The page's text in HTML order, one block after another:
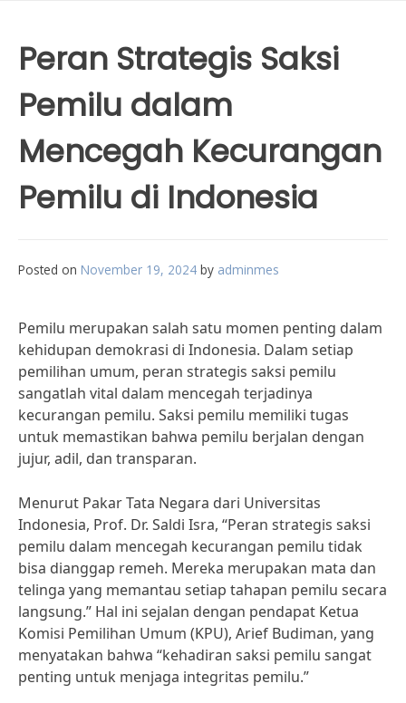
Peran Strategis Saksi
Pemilu dalam
Mencegah Kecurangan
Pemilu di Indonesia
Posted on November 19, 2024 by adminmes
Pemilu merupakan salah satu momen penting dalam
kehidupan demokrasi di Indonesia. Dalam setiap
pemilihan umum, peran strategis saksi pemilu
sangatlah vital dalam mencegah terjadinya
kecurangan pemilu. Saksi pemilu memiliki tugas
untuk memastikan bahwa pemilu berjalan dengan
jujur, adil, dan transparan.
Menurut Pakar Tata Negara dari Universitas
Indonesia, Prof. Dr. Saldi Isra, “Peran strategis saksi
pemilu dalam mencegah kecurangan pemilu tidak
bisa dianggap remeh. Mereka merupakan mata dan
telinga yang memantau setiap tahapan pemilu secara
langsung.” Hal ini sejalan dengan pendapat Ketua
Komisi Pemilihan Umum (KPU), Arief Budiman, yang
menyatakan bahwa “kehadiran saksi pemilu sangat
penting untuk menjaga integritas pemilu.”